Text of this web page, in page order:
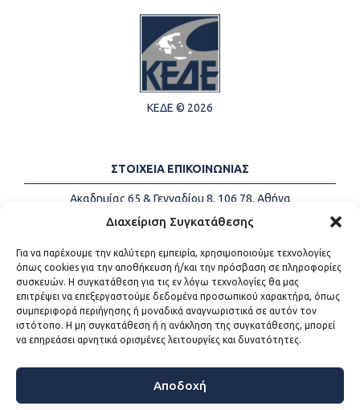
Διαχείριση Συγκατάθεσης
Για να παρέχουμε την καλύτερη εμπειρία, χρησιμοποιούμε τεχνολογίες
όπως cookies για την αποθήκευση ή/και την πρόσβαση σε πληροφορίες
συσκευών. Η συγκατάθεση για τις εν λόγω τεχνολογίες θα μας
επιτρέψει να επεξεργαστούμε δεδομένα προσωπικού χαρακτήρα, όπως
συμπεριφορά περιήγησης ή μοναδικά αναγνωριστικά σε αυτόν τον
ιστότοπο. Η μη συγκατάθεση ή η ανάκληση της συγκατάθεσης, μπορεί
να επηρεάσει αρνητικά ορισμένες λειτουργίες και δυνατότητες.
Αποδοχή
ΚΕΔΕ © 2026
ΣΤΟΙΧΕΙΑ ΕΠΙΚΟΙΝΩΝΙΑΣ
Ακαδημίας 65 & Γενναδίου 8, 106 78, Αθήνα
Τηλέφωνα:
+30 213-2147500
Email:
info@kede.gr
ΧΡΗΣΙΜΟΙ ΣΥΝΔΕΣΜΟΙ
Η ΚΕΔΕ
Sitemap
Προσβασιμότητα
Όροι χρήσης